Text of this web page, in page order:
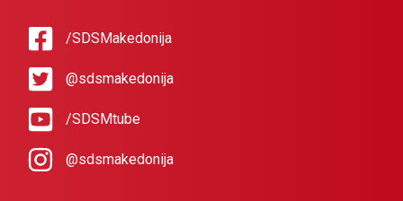
/SDSMakedonija
@sdsmakedonija
/SDSMtube
@sdsmakedonija